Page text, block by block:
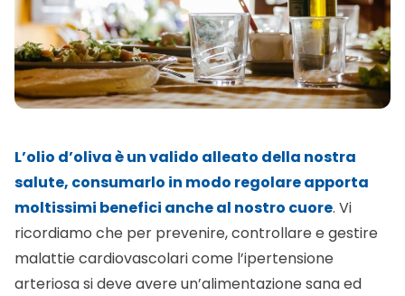
L’olio d’oliva è un valido alleato della nostra
salute, consumarlo in modo regolare apporta
moltissimi benefici anche al nostro cuore. Vi
ricordiamo che per prevenire, controllare e gestire
malattie cardiovascolari come l’ipertensione
arteriosa si deve avere un’alimentazione sana ed